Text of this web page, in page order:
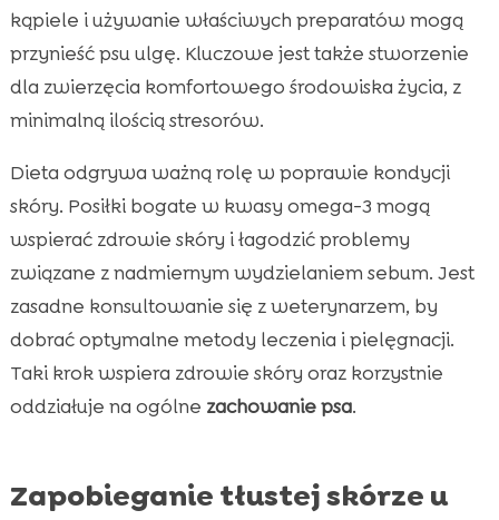
kąpiele i używanie właściwych preparatów mogą
przynieść psu ulgę. Kluczowe jest także stworzenie
dla zwierzęcia komfortowego środowiska życia, z
minimalną ilością stresorów.
Dieta odgrywa ważną rolę w poprawie kondycji
skóry. Posiłki bogate w kwasy omega-3 mogą
wspierać zdrowie skóry i łagodzić problemy
związane z nadmiernym wydzielaniem sebum. Jest
zasadne konsultowanie się z weterynarzem, by
dobrać optymalne metody leczenia i pielęgnacji.
Taki krok wspiera zdrowie skóry oraz korzystnie
oddziałuje na ogólne zachowanie psa.
Zapobieganie tłustej skórze u